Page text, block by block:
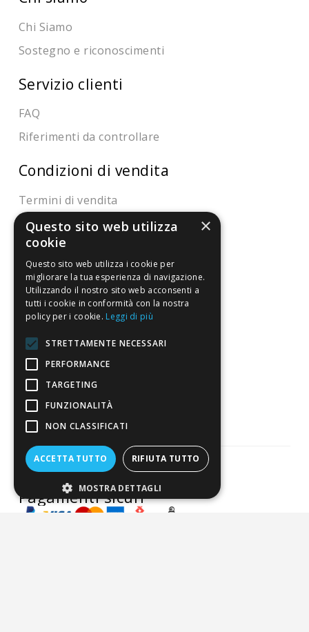
Chi Siamo
Sostegno e riconoscimenti
Servizio clienti
FAQ
Riferimenti da controllare
Condizioni di vendita
Termini di vendita
Spedizione
Pagamenti
Resi
4,7/5
3.821
Recensioni
Pagamenti sicuri
×
Questo sito web utilizza
cookie
Questo sito web utilizza i cookie per
migliorare la tua esperienza di navigazione.
Utilizzando il nostro sito web acconsenti a
tutti i cookie in conformità con la nostra
policy per i cookie. Leggi di più
STRETTAMENTE NECESSARI
PERFORMANCE
TARGETING
FUNZIONALITÀ
NON CLASSIFICATI
ACCETTA TUTTO RIFIUTA TUTTO
MOSTRA DETTAGLI